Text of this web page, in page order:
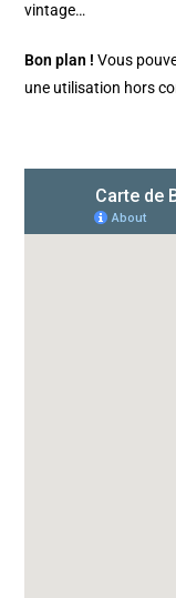
vintage…
Bon plan !Vous
une utilisation hors